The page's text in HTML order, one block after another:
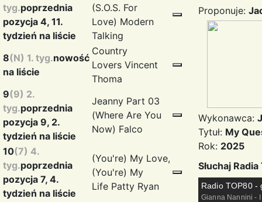
tyg.poprzednia
pozycja 4, 11.
tydzień na liście
(S.O.S. For
Love) Modern
Talking
8(N) 1. tyg.nowość
na liście
Country
Lovers Vincent
Thoma
9(9) 2.
tyg.poprzednia
pozycja 9, 2.
tydzień na liście
Jeanny Part 03
(Where Are You
Now) Falco
10(7) 4.
tyg.poprzednia
pozycja 7, 4.
tydzień na liście
(You're) My Love,
(You're) My
Life Patty Ryan
Proponuje:
Wykonawca:
Tytuł: My
Rok: 2025
Słuchaj
Radio TOP80 -
Gianna Nannini -